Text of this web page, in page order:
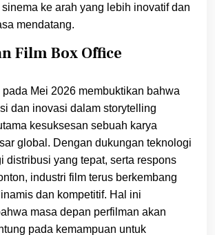
ke arah yang lebih inovatif dan
mendatang.
Film Box Office
pada Mei 2026 membuktikan bahwa
dan inovasi dalam storytelling
kesuksesan sebuah karya
global. Dengan dukungan teknologi
distribusi yang tepat, serta respons
industri film terus berkembang
dan kompetitif. Hal ini
masa depan perfilman akan
pada kemampuan untuk